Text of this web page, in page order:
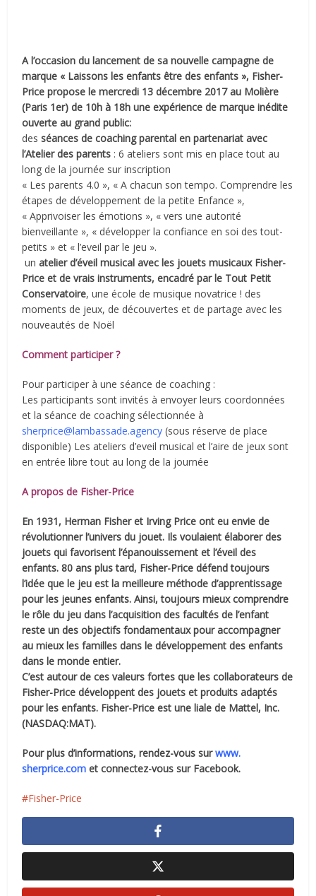
A l’occasion du lancement de sa nouvelle campagne de
marque « Laissons les enfants être des enfants », Fisher-
Price propose le mercredi 13 décembre 2017 au Molière
(Paris 1er) de 10h à 18h une expérience de marque inédite
ouverte au grand public:
des séances de coaching parental en partenariat avec
l’Atelier des parents : 6 ateliers sont mis en place tout au
long de la journée sur inscription
« Les parents 4.0 », « A chacun son tempo. Comprendre les
étapes de développement de la petite Enfance »,
« Apprivoiser les émotions », « vers une autorité
bienveillante », « développer la confiance en soi des tout-
petits » et « l’eveil par le jeu ».
un atelier d’éveil musical avec les jouets musicaux Fisher-
Price et de vrais instruments, encadré par le Tout Petit
Conservatoire, une école de musique novatrice ! des
moments de jeux, de découvertes et de partage avec les
nouveautés de Noël
Comment participer ?
Pour participer à une séance de coaching :
Les participants sont invités à envoyer leurs coordonnées
et la séance de coaching sélectionnée à
sherprice@lambassade.agency (sous réserve de place
disponible) Les ateliers d’eveil musical et l’aire de jeux sont
en entrée libre tout au long de la journée
A propos de Fisher-Price
En 1931, Herman Fisher et Irving Price ont eu envie de
révolutionner l’univers du jouet. Ils voulaient élaborer des
jouets qui favorisent l’épanouissement et l’éveil des
enfants. 80 ans plus tard, Fisher-Price défend toujours
l’idée que le jeu est la meilleure méthode d’apprentissage
pour les jeunes enfants. Ainsi, toujours mieux comprendre
le rôle du jeu dans l’acquisition des facultés de l’enfant
reste un des objectifs fondamentaux pour accompagner
au mieux les familles dans le développement des enfants
dans le monde entier.
C’est autour de ces valeurs fortes que les collaborateurs de
Fisher-Price développent des jouets et produits adaptés
pour les enfants. Fisher-Price est une liale de Mattel, Inc.
(NASDAQ:MAT).
Pour plus d’informations, rendez-vous surwww.
sherprice.com et connectez-vous sur Facebook.
Fisher-Price